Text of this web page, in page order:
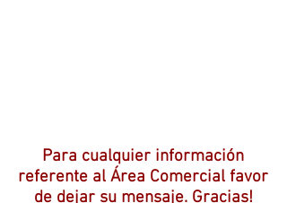
Para cualquier información
referente al Área Comercial favor
de dejar su mensaje. Gracias!